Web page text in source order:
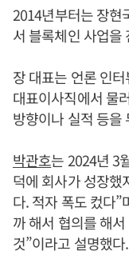
2014년부터는 장현
서 블록체인 사업을
장 대표는 언론 인
대표이사직에서 물
방향이나 실적 등을
박관호는 2024년 3
덕에 회사가 성장했
다. 적자 폭도 컸다”
까 해서 협의를 해
것”이라고 설명했다.